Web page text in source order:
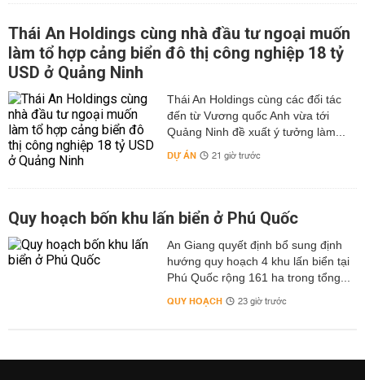
Thái An Holdings cùng nhà đầu tư ngoại muốn
làm tổ hợp cảng biển đô thị công nghiệp 18 tỷ
USD ở Quảng Ninh
Thái An Holdings cùng các đối tác
đến từ Vương quốc Anh vừa tới
Quảng Ninh đề xuất ý tưởng làm...
DỰ ÁN 21 giờ trước
Quy hoạch bốn khu lấn biển ở Phú Quốc
An Giang quyết định bổ sung định
hướng quy hoạch 4 khu lấn biển tại
Phú Quốc rộng 161 ha trong tổng...
QUY HOẠCH 23 giờ trước